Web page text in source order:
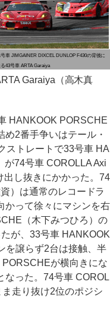
号車 JIMGAINER DIXCEL DUNLOP F430の背後に
43号車 ARTA Garaiya
Garaiya（高木真
HANKOOK PORSCHE
め2番手争いはテール・
ストレートで33号車 HA
74号車 COROLLA Axi
出し抜きにかかった。74
）は通常のレコードラ
かって徐々にマシンを右
（木下みつひろ）の
が、33号車 HANKOOK
を譲らず2台は接触、半
が横向きにな
なった。74号車 COROL
走り抜け2位のポジシ